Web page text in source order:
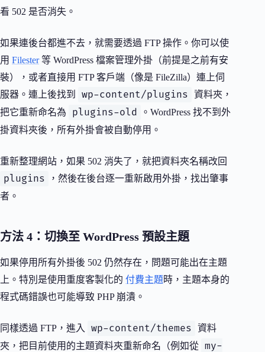
看 502 是否消失。
如果連後台都進不去，就需要透過 FTP 操作。你可以使
用 Filester等 WordPress 檔案管理外掛（前提是之前有安
裝），或者直接用 FTP 客戶端（像是 FileZilla）連上伺
服器。連上後找到
wp-content/plugins
資料夾，
把它重新命名為
plugins-old
。WordPress 找不到外
掛資料夾後，所有外掛會被自動停用。
重新整理網站，如果 502 消失了，就把資料夾名稱改回
plugins
，然後在後台逐一重新啟用外掛，找出肇事
者。
方法 4：切換至 WordPress 預設主題
如果停用所有外掛後 502 仍然存在，問題可能出在主題
上。特別是使用重度客製化的 付費主題時，主題本身的
程式碼錯誤也可能導致 PHP 崩潰。
同樣透過 FTP，進入 wp-content/themes
資料
夾，把目前使用的主題資料夾重新命名（例如從 my-